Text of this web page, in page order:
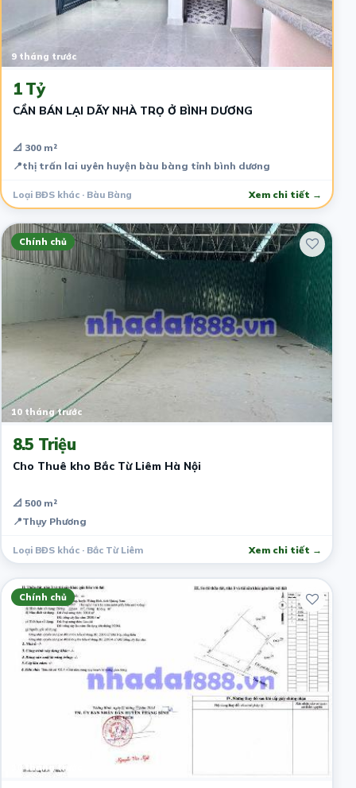
9 tháng trước
1 Tỷ
CẦN BÁN LẠI DÃY NHÀ TRỌ Ở BÌNH DƯƠNG
📐 300 m²
📍thị trấn lai uyên huyện bàu bàng tỉnh bình dương
Loại BĐS khác · Bàu Bàng Xem chi tiết →
Chính chủ
10 tháng trước
8.5 Triệu
Cho Thuê kho Bắc Từ Liêm Hà Nội
📐 500 m²
📍Thụy Phương
Loại BĐS khác · Bắc Từ Liêm Xem chi tiết →
Chính chủ
10 tháng trước